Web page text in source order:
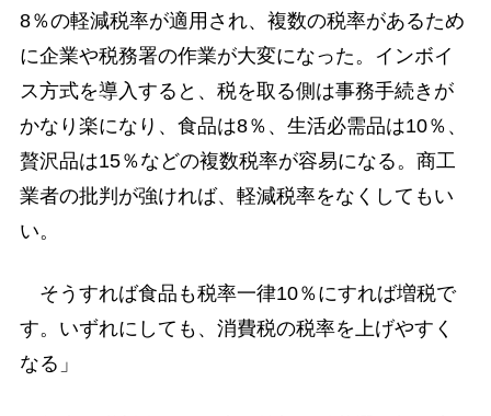
8％の軽減税率が適用され、複数の税率があるため
に企業や税務署の作業が大変になった。インボイ
ス方式を導入すると、税を取る側は事務手続きが
かなり楽になり、食品は8％、生活必需品は10％、
贅沢品は15％などの複数税率が容易になる。商工
業者の批判が強ければ、軽減税率をなくしてもい
い。
そうすれば食品も税率一律10％にすれば増税で
す。いずれにしても、消費税の税率を上げやすく
なる」